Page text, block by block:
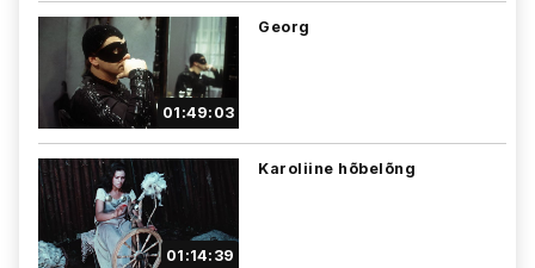
01:49:03
Georg
01:14:39
Karoliine hõbelõng